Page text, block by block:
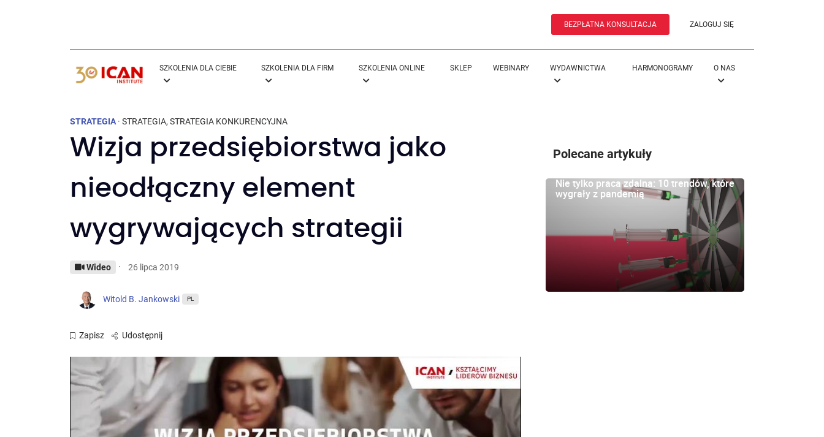
BEZPŁATNA KONSULTACJA ZALOGUJ SIĘ
SZKOLENIA DLA CIEBIE SZKOLENIA DLA FIRM SZKOLENIA ONLINE SKLEP WEBINARY WYDAWNICTWA HARMONOGRAMY O NAS
STRATEGIA · STRATEGIA, STRATEGIA KONKURENCYJNA
Wizja przedsiębiorstwa jako
nieodłączny element
wygrywających strategii
Wideo · 26 lipca 2019
Witold B. Jankowski PL
Zapisz Udostępnij
Polecane artykuły
Nie tylko praca zdalna: 10 trendów, które
wygrały z pandemią